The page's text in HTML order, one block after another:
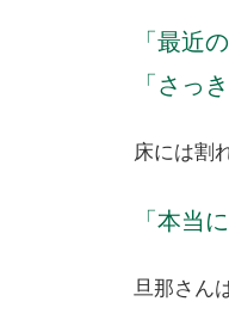
「最近
「さっ
床には割
「本当
旦那さん